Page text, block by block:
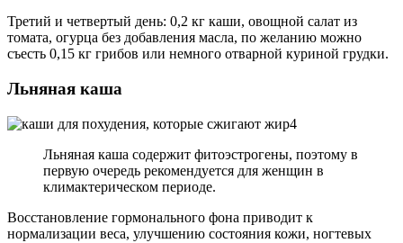
Третий и четвертый день: 0,2 кг каши, овощной салат из
томата, огурца без добавления масла, по желанию можно
съесть 0,15 кг грибов или немного отварной куриной грудки.
Льняная каша
Льняная каша содержит фитоэстрогены, поэтому в
первую очередь рекомендуется для женщин в
климактерическом периоде.
Восстановление гормонального фона приводит к
нормализации веса, улучшению состояния кожи, ногтевых